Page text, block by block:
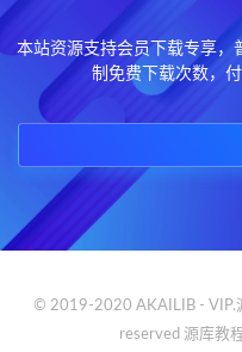
本站资源支持会员下载专享，
制免费下载次数，
© 2019-2020 AKAILIB - VIP.
reserved 源库教